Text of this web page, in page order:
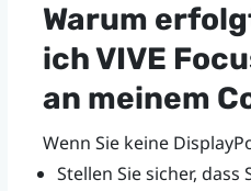
Warum
ichVIVE
an meinem
Wenn Sie keine
Stellen Sie sicher, dass